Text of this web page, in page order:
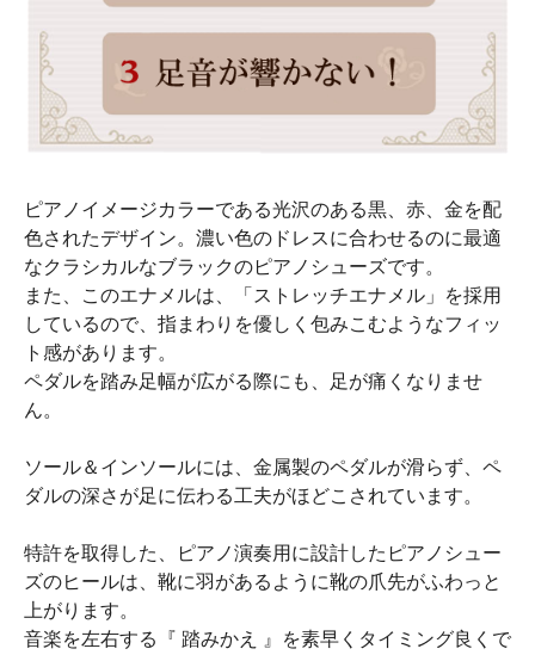
ピアノイメージカラーである光沢のある黒、赤、金を配
色されたデザイン。濃い色のドレスに合わせるのに最適
なクラシカルなブラックのピアノシューズです。
また、このエナメルは、「ストレッチエナメル」を採用
しているので、指まわりを優しく包みこむようなフィッ
ト感があります。
ペダルを踏み足幅が広がる際にも、足が痛くなりませ
ん。
ソール＆インソールには、金属製のペダルが滑らず、ペ
ダルの深さが足に伝わる工夫がほどこされています。
特許を取得した、ピアノ演奏用に設計したピアノシュー
ズのヒールは、靴に羽があるように靴の爪先がふわっと
上がります。
音楽を左右する『 踏みかえ 』を素早くタイミング良くで